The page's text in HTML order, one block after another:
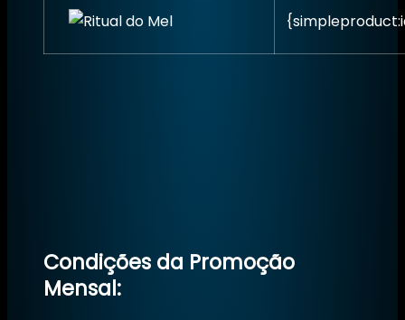
Condições da Promoção
Mensal: